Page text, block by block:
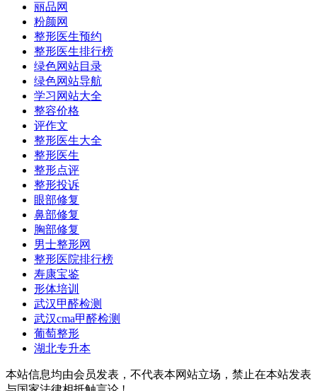
丽品网
粉颜网
整形医生预约
整形医生排行榜
绿色网站目录
绿色网站导航
学习网站大全
整容价格
评作文
整形医生大全
整形医生
整形点评
整形投诉
眼部修复
鼻部修复
胸部修复
男士整形网
整形医院排行榜
寿康宝鉴
形体培训
武汉甲醛检测
武汉cma甲醛检测
葡萄整形
湖北专升本
本站信息均由会员发表，不代表本网站立场，禁止在本站发表